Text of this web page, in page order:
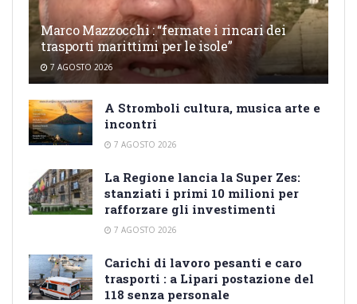
Marco Mazzocchi : “fermate i rincari dei
trasporti marittimi per le isole”
7 AGOSTO 2026
A Stromboli cultura, musica arte e
incontri
7 AGOSTO 2026
La Regione lancia la Super Zes:
stanziati i primi 10 milioni per
rafforzare gli investimenti
7 AGOSTO 2026
Carichi di lavoro pesanti e caro
trasporti : a Lipari postazione del
118 senza personale